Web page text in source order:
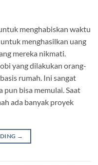
menghabiskan waktu
menghasilkan uang
mereka nikmati.
yang dilakukan orang-
rumah. Ini sangat
bisa memulai. Saat
ada banyak proyek
→